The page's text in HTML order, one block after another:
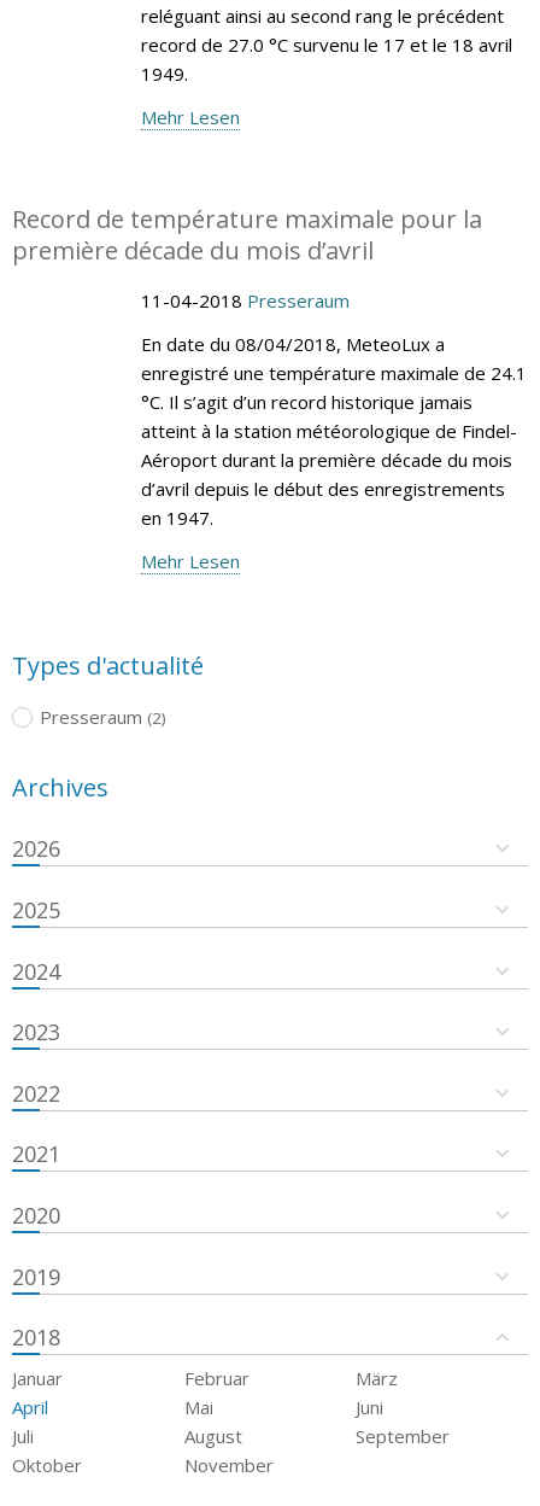
reléguant ainsi au second rang le précédent
record de 27.0 °C survenu le 17 et le 18 avril
1949.
Mehr Lesen
Record de température maximale pour la
première décade du mois d’avril
11-04-2018 Presseraum
En date du 08/04/2018, MeteoLux a
enregistré une température maximale de 24.1
°C. Il s’agit d’un record historique jamais
atteint à la station météorologique de Findel-
Aéroport durant la première décade du mois
d’avril depuis le début des enregistrements
en 1947.
Mehr Lesen
Types d'actualité
Presseraum (2)
Archives
2026
2025
2024
2023
2022
2021
2020
2019
2018
Januar Februar
März
April
Mai
Juni
Juli
August
September
Oktober
November